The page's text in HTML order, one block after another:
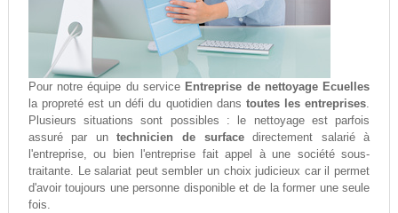
Pour notre équipe du service Entreprise de nettoyage Ecuelles
la propreté est un défi du quotidien dans toutes les entreprises.
Plusieurs situations sont possibles : le nettoyage est parfois
assuré par untechnicien de surfacedirectement salarié à
l'entreprise, ou bien l'entreprise fait appel à une société sous-
traitante. Le salariat peut sembler un choix judicieux car il permet
d'avoir toujours une personne disponible et de la former une seule
fois.